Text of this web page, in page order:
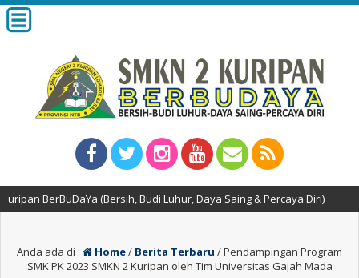
(Bersih, Budi Luhur, Daya Saing & Percaya Diri) 2 minggu
Anda ada di : Home/ Berita Terbaru /Pendampingan Program
SMK PK 2023 SMKN 2 Kuripan oleh Tim Universitas Gajah Mada